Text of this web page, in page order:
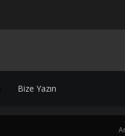
Bize Yazın